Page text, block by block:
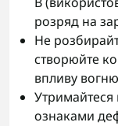
розряд на
Не
створюйте
впливу
Утримайтеся
ознаками